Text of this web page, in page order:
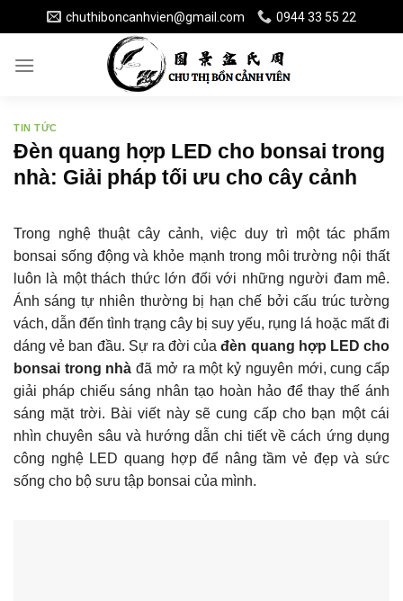
to
content
chuthiboncanhvien@gmail.com 0944 33 55 22
TIN TỨC
Đèn quang hợp LED cho bonsai trong
nhà: Giải pháp tối ưu cho cây cảnh
Trong nghệ thuật cây cảnh, việc duy trì một tác phẩm
bonsai sống động và khỏe mạnh trong môi trường nội thất
luôn là một thách thức lớn đối với những người đam mê.
Ánh sáng tự nhiên thường bị hạn chế bởi cấu trúc tường
vách, dẫn đến tình trạng cây bị suy yếu, rụng lá hoặc mất đi
dáng vẻ ban đầu. Sự ra đời củađèn quang hợp LED cho
bonsai trong nhà đã mở ra một kỷ nguyên mới, cung cấp
giải pháp chiếu sáng nhân tạo hoàn hảo để thay thế ánh
sáng mặt trời. Bài viết này sẽ cung cấp cho bạn một cái
nhìn chuyên sâu và hướng dẫn chi tiết về cách ứng dụng
công nghệ LED quang hợp để nâng tầm vẻ đẹp và sức
sống cho bộ sưu tập bonsai của mình.